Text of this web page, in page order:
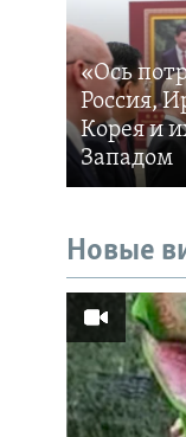
«Ось
Россия,
Корея и
Западом
Новые